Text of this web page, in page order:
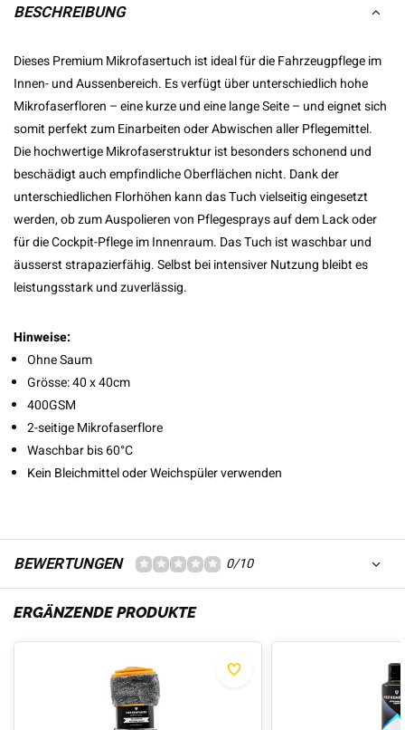
BESCHREIBUNG
Dieses Premium Mikrofasertuch ist ideal für die Fahrzeugpflege im
Innen- und Aussenbereich. Es verfügt über unterschiedlich hohe
Mikrofaserfloren – eine kurze und eine lange Seite – und eignet sich
somit perfekt zum Einarbeiten oder Abwischen aller Pflegemittel.
Die hochwertige Mikrofaserstruktur ist besonders schonend und
beschädigt auch empfindliche Oberflächen nicht. Dank der
unterschiedlichen Florhöhen kann das Tuch vielseitig eingesetzt
werden, ob zum Auspolieren von Pflegesprays auf dem Lack oder
für die Cockpit-Pflege im Innenraum. Das Tuch ist waschbar und
äusserst strapazierfähig. Selbst bei intensiver Nutzung bleibt es
leistungsstark und zuverlässig.
Hinweise:
Ohne Saum
Grösse: 40 x 40cm
400GSM
2-seitige Mikrofaserflore
Waschbar bis 60°C
Kein Bleichmittel oder Weichspüler verwenden
BEWERTUNGEN 0/10
ERGÄNZENDE PRODUKTE